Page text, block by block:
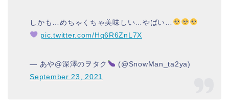
しかも…めちゃくちゃ美味しい…やばい…
pic.twitter.com/Hq6R6ZnL7X
— あや@深澤のヲタク
(@SnowMan_ta2ya)
September 23, 2021